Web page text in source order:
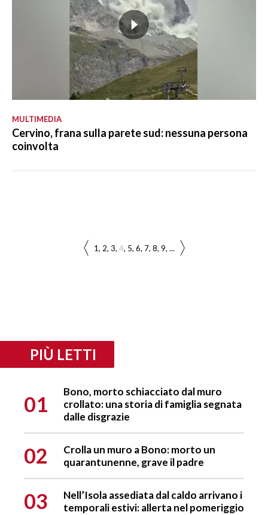
MULTIMEDIA
Cervino, frana sulla parete sud: nessuna persona
coinvolta
1 2 3 4 5 6 7 8 9 ...
PIÙ LETTI
01
Bono, morto schiacciato dal muro
crollato: una storia di famiglia segnata
dalle disgrazie
02
Crolla un muro a Bono: morto un
quarantunenne, grave il padre
03
Nell’Isola assediata dal caldo arrivano i
temporali estivi: allerta nel pomeriggio